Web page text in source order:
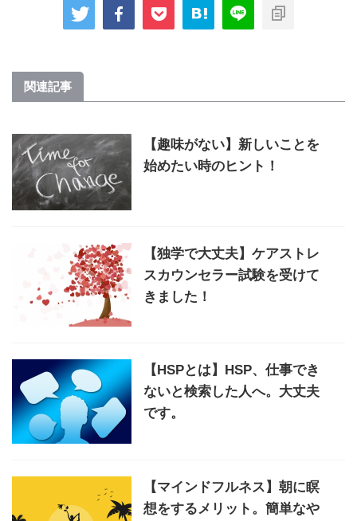
関連記事
【趣味がない】新しいことを
始めたい時のヒント！
【独学で大丈夫】ケアストレ
スカウンセラー試験を受けて
きました！
【HSPとは】HSP、仕事でき
ないと検索した人へ。大丈夫
です。
【マインドフルネス】朝に瞑
想をするメリット。簡単なや